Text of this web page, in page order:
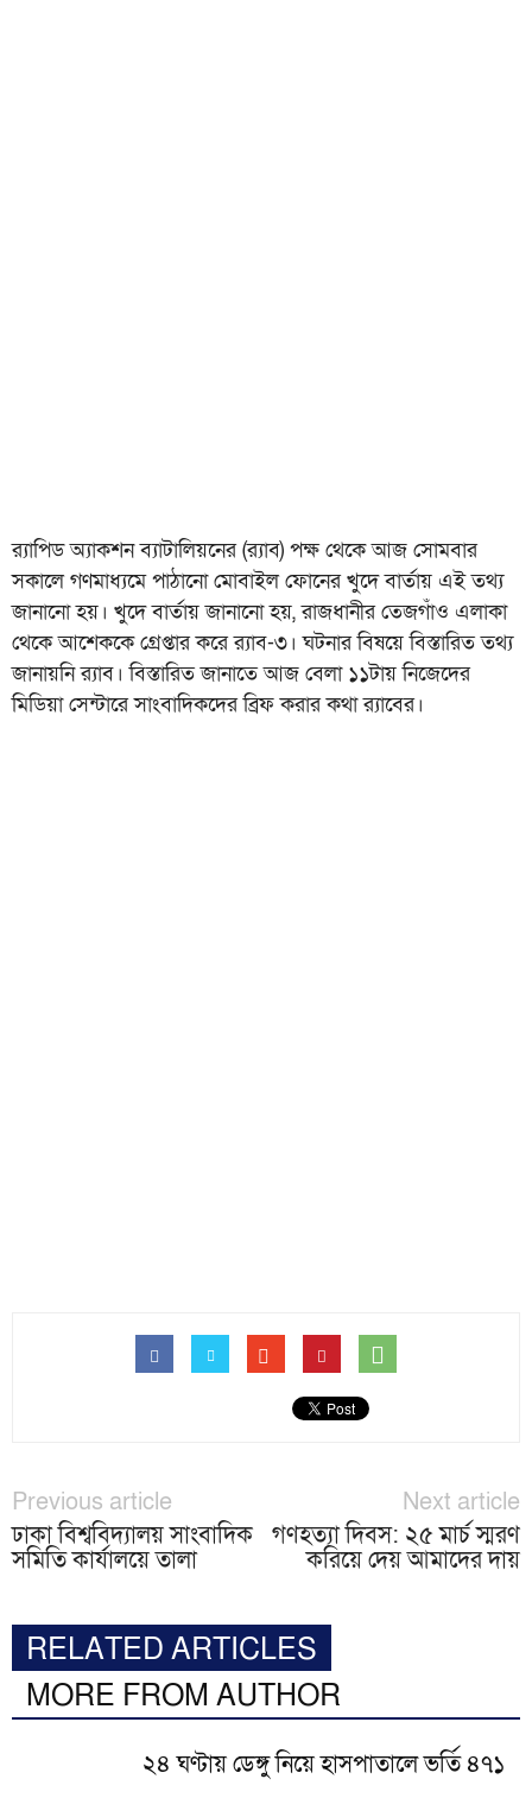
র‍্যাপিড অ্যাকশন ব্যাটালিয়নের (র‍্যাব) পক্ষ থেকে আজ সোমবার
সকালে গণমাধ্যমে পাঠানো মোবাইল ফোনের খুদে বার্তায় এই তথ্য
জানানো হয়। খুদে বার্তায় জানানো হয়, রাজধানীর তেজগাঁও এলাকা
থেকে আশেককে গ্রেপ্তার করে র‍্যাব-৩। ঘটনার বিষয়ে বিস্তারিত তথ্য
জানায়নি র‍্যাব। বিস্তারিত জানাতে আজ বেলা ১১টায় নিজেদের
মিডিয়া সেন্টারে সাংবাদিকদের ব্রিফ করার কথা র‍্যাবের।
Previous article
ঢাকা বিশ্ববিদ্যালয় সাংবাদিক
সমিতি কার্যালয়ে তালা
Next article
গণহত্যা দিবস: ২৫ মার্চ স্মরণ
করিয়ে দেয় আমাদের দায়
RELATED ARTICLES
MORE FROM AUTHOR
২৪ ঘণ্টায় ডেঙ্গু নিয়ে হাসপাতালে ভর্তি ৪৭১